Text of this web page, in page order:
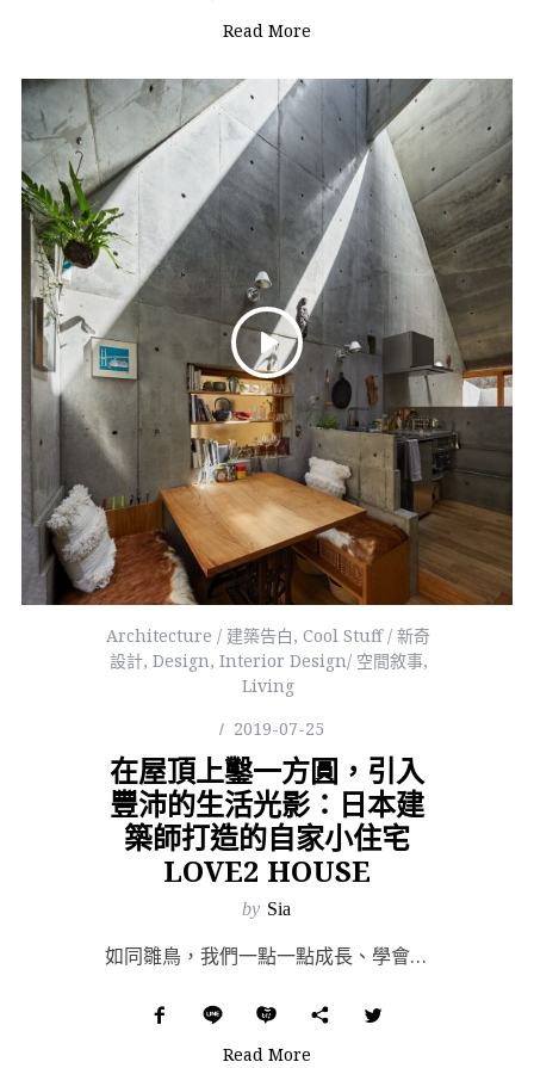
Read More
Architecture / 建築告白,Cool Stuff / 新奇
設計, Design, Interior Design/ 空間敘事,
Living
2019-07-25
在屋頂上鑿一方圓，引入
豐沛的生活光影：日本建
築師打造的自家小住宅
LOVE2 HOUSE
by Sia
如同雛鳥，我們一點一點成長、學會飛翔後，在生活裡尋覓著另一伴，而後一起築構一座新巢，成為自己的家。冀...
Read More